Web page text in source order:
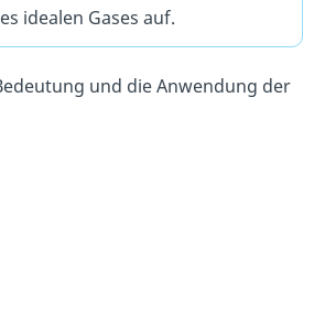
idealen Gases auf.
und die Anwendung der